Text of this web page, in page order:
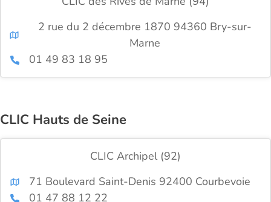
2 rue du 2 décembre 1870 94360 Bry-sur-
Marne
01 49 83 18 95
CLIC Hauts de Seine
CLIC Archipel (92)
71 Boulevard Saint-Denis 92400 Courbevoie
01 47 88 12 22